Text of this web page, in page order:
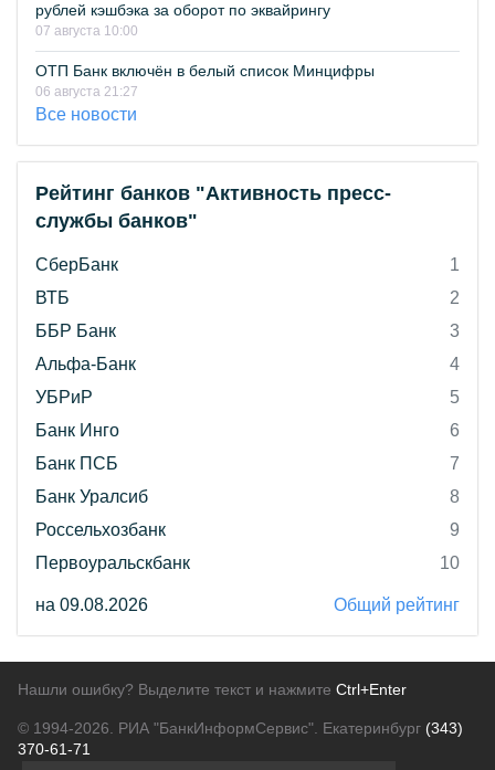
рублей кэшбэка за оборот по эквайрингу
07 августа 10:00
ОТП Банк включён в белый список Минцифры
06 августа 21:27
Все новости
Рейтинг банков "Активность пресс-
службы банков"
СберБанк
1
ВТБ
2
ББР Банк
3
Альфа-Банк
4
УБРиР
5
Банк Инго
6
Банк ПСБ
7
Банк Уралсиб
8
Россельхозбанк
9
Первоуральскбанк
10
на 09.08.2026 Общий рейтинг
Нашли ошибку? Выделите текст и нажмите Ctrl+Enter
© 1994-2026. РИА "БанкИнформСервис". Екатеринбург (343)
370-61-71